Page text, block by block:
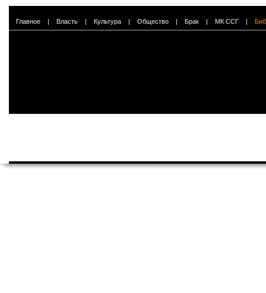
Главное | Власть | Культура | Общество | Брак | МК ССГ |